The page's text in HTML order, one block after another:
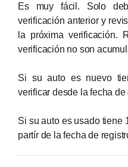
Es muy fácil. Solo
verificación anterior y
la próxima verificación.
verificación no son
Si su auto es nuevo
verificar desde la fecha
Si su auto es usado tiene
partír de la fecha de